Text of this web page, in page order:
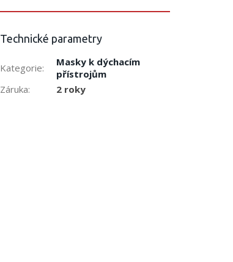
Technické parametry
Kategorie:
Masky k dýchacím
přístrojům
Záruka: 2 roky